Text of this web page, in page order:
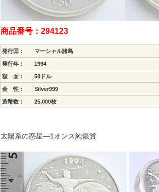
商品番号：294123
発行国： マーシャル諸島
発行年： 1994
額 面： 50ドル
金 性： Silver999
造幣数： 25,000枚
太陽系の惑星―1オンス純銀貨